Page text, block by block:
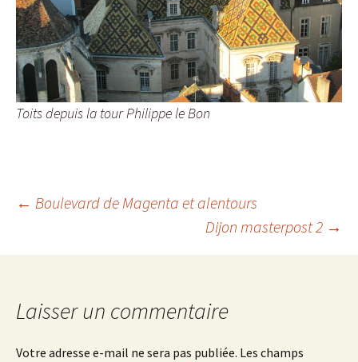
Toits depuis la tour Philippe le Bon
Navigation
des
articles
← Boulevard de Magenta et alentours
Dijon masterpost 2 →
Laisser un commentaire
Votre adresse e-mail ne sera pas publiée. Les champs